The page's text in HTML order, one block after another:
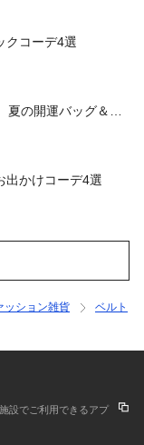
クコーデ4選
夏の開運バッグ＆小
出かけコーデ4選
ッション雑貨
ベルト
設でご利用できるアプ